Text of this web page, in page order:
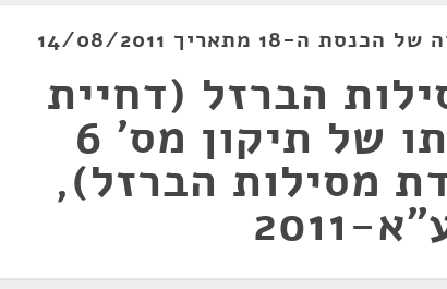
ה-18 מתאריך 14/08/2011
הברזל (דחיית
תחילתו של תיקון מס' 6
מסילות הברזל),
2011